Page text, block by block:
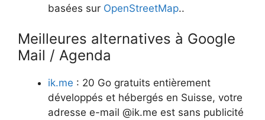
basées sur OpenStreetMap..
Meilleures alternatives à Google
Mail / Agenda
ik.me : 20 Go gratuits entièrement
développés et hébergés en Suisse, votre
adresse e-mail @ik.me est sans publicité